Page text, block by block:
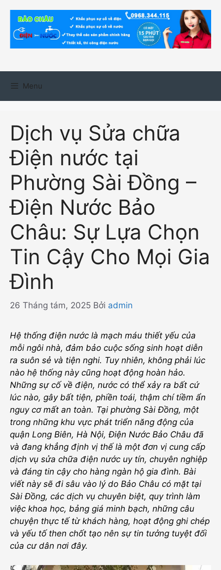
dung
Menu
Dịch vụ Sửa chữa
Điện nước tại
Phường Sài Đồng –
Điện Nước Bảo
Châu: Sự Lựa Chọn
Tin Cậy Cho Mọi Gia
Đình
26 Tháng tám, 2025 Bởi admin
Hệ thống điện nước là mạch máu thiết yếu của
mỗi ngôi nhà, đảm bảo cuộc sống sinh hoạt diễn
ra suôn sẻ và tiện nghi. Tuy nhiên, không phải lúc
nào hệ thống này cũng hoạt động hoàn hảo.
Những sự cố về điện, nước có thể xảy ra bất cứ
lúc nào, gây bất tiện, phiền toái, thậm chí tiềm ẩn
nguy cơ mất an toàn. Tại phường Sài Đồng, một
trong những khu vực phát triển năng động của
quận Long Biên, Hà Nội, Điện Nước Bảo Châu đã
và đang khẳng định vị thế là một đơn vị cung cấp
dịch vụ sửa chữa điện nước uy tín, chuyên nghiệp
và đáng tin cậy cho hàng ngàn hộ gia đình. Bài
viết này sẽ đi sâu vào lý do Bảo Châu có mặt tại
Sài Đồng, các dịch vụ chuyên biệt, quy trình làm
việc khoa học, bảng giá minh bạch, những câu
chuyện thực tế từ khách hàng, hoạt động ghi chép
và yếu tố then chốt tạo nên sự tin tưởng tuyệt đối
của cư dân nơi đây.